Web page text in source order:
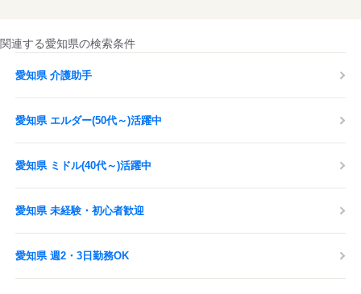
関連する愛知県の検索条件
愛知県 介護助手
愛知県 エルダー(50代～)活躍中
愛知県 ミドル(40代～)活躍中
愛知県 未経験・初心者歓迎
愛知県 週2・3日勤務OK